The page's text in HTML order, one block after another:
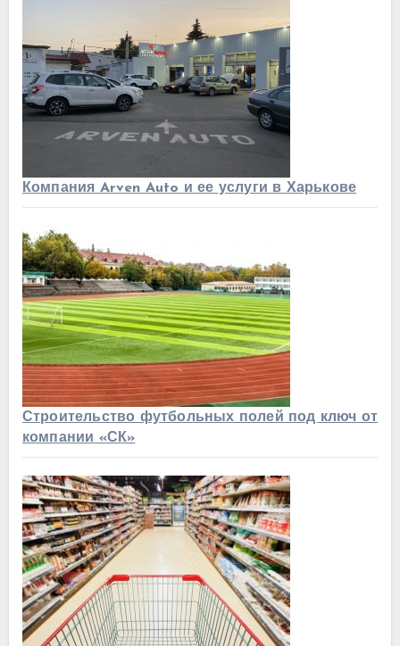
Компания Arven Auto и ее услуги в Харькове
Строительство футбольных полей под ключ от
компании «СК»